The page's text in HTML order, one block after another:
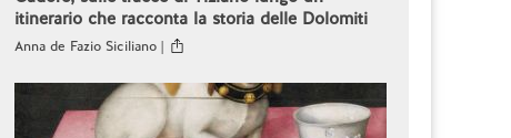
itinerario che racconta la storia delle Dolomiti
Anna de Fazio Siciliano |